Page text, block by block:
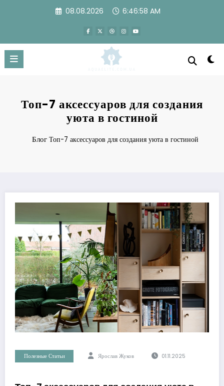
08.08.2026 6:46:59 AM
Топ-7 аксессуаров для создания
уюта в гостиной
Блог Топ-7 аксессуаров для создания уюта в гостиной
Полезные Статьи Ярослав Жуков 01.11.2025